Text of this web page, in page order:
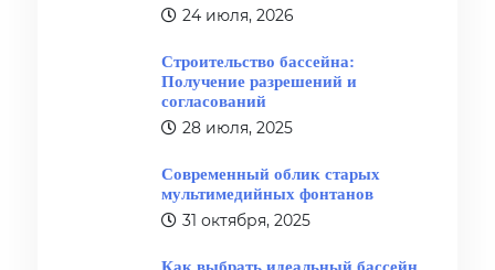
24 июля, 2026
Строительство бассейна:
Получение разрешений и
согласований
28 июля, 2025
Современный облик старых
мультимедийных фонтанов
31 октября, 2025